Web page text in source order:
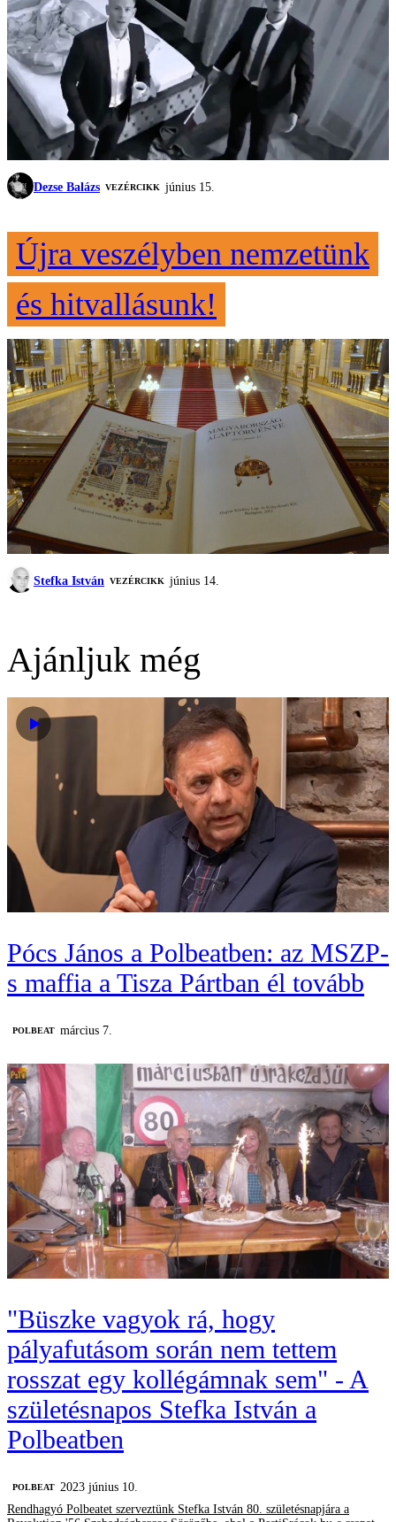
Dezse Balázs VEZÉRCIKK június 15.
Újra veszélyben nemzetünk
és hitvallásunk!
Stefka István VEZÉRCIKK június 14.
Ajánljuk még
Pócs János a Polbeatben: az MSZP-
s maffia a Tisza Pártban él tovább
‎POLBEAT március 7.
"Büszke vagyok rá, hogy
pályafutásom során nem tettem
rosszat egy kollégámnak sem" - A
születésnapos Stefka István a
Polbeatben
‎POLBEAT 2023 június 10.
Rendhagyó Polbeatet szerveztünk Stefka István 80. születésnapjára a